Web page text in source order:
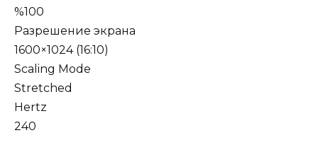
%100
Разрешение экрана
1600×1024 (16:10)
Scaling Mode
Stretched
Hertz
240